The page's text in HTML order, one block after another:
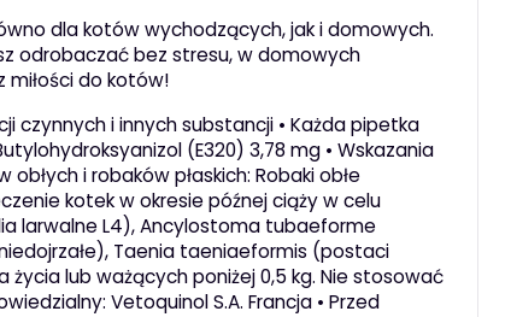
dla kotów wychodzących, jak i domowych.
odrobaczać bez stresu, w domowych
do kotów!
i innych substancji • Każda pipetka
(E320) 3,78 mg • Wskazania
i robaków płaskich: Robaki obłe
kotek w okresie późnej ciąży w celu
larwalne L4), Ancylostoma tubaeforme
Taenia taeniaeformis (postaci
życia lub ważących poniżej 0,5 kg. Nie stosować
Vetoquinol S.A. Francja • Przed